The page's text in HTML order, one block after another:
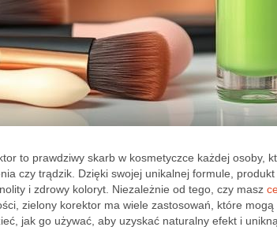
to prawdziwy skarb w kosmetyczce każdej osoby,
czy trądzik. Dzięki swojej unikalnej formule,
i zdrowy koloryt. Niezależnie od tego, czy masz
zielony korektor ma wiele zastosowań, które
jak go używać, aby uzyskać naturalny efekt i